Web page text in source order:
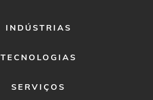
INDÚSTRIAS
TECNOLOGIAS
SERVIÇOS